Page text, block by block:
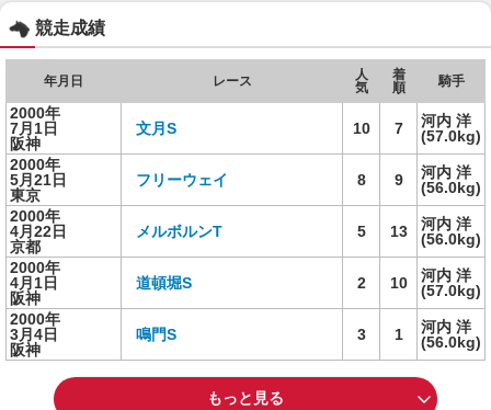
競走成績
年月日 レース
人
気
着
順
騎手
2000年
7月1日
阪神
文月S 10 7
河内 洋
(57.0kg)
2000年
5月21日
東京
フリーウェイ 8 9
河内 洋
(56.0kg)
2000年
4月22日
京都
メルボルンT 5 13
河内 洋
(56.0kg)
2000年
4月1日
阪神
道頓堀S 2 10
河内 洋
(57.0kg)
2000年
3月4日
阪神
鳴門S 3 1
河内 洋
(56.0kg)
もっと見る